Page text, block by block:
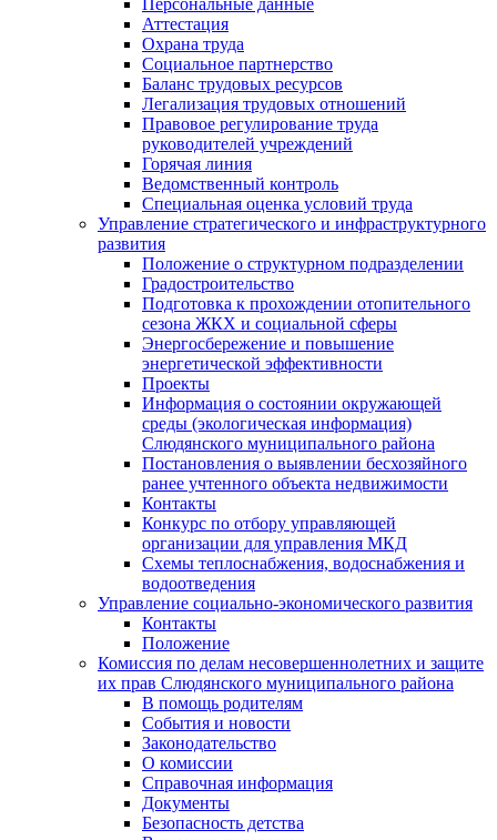
Персональные данные
Аттестация
Охрана труда
Социальное партнерство
Баланс трудовых ресурсов
Легализация трудовых отношений
Правовое регулирование труда
руководителей учреждений
Горячая линия
Ведомственный контроль
Специальная оценка условий труда
Управление стратегического и инфраструктурного
развития
Положение о структурном подразделении
Градостроительство
Подготовка к прохождении отопительного
сезона ЖКХ и социальной сферы
Энергосбережение и повышение
энергетической эффективности
Проекты
Информация о состоянии окружающей
среды (экологическая информация)
Слюдянского муниципального района
Постановления о выявлении бесхозяйного
ранее учтенного объекта недвижимости
Контакты
Конкурс по отбору управляющей
организации для управления МКД
Схемы теплоснабжения, водоснабжения и
водоотведения
Управление социально-экономического развития
Контакты
Положение
Комиссия по делам несовершеннолетних и защите
их прав Слюдянского муниципального района
В помощь родителям
События и новости
Законодательство
О комиссии
Справочная информация
Документы
Безопасность детства